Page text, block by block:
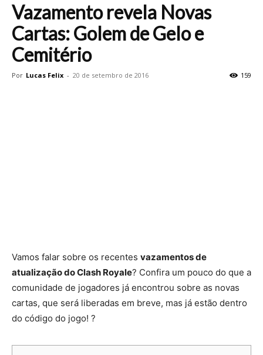
Vazamento revela Novas
Cartas: Golem de Gelo e
Cemitério
Por Lucas Felix - 20 de setembro de 2016 159
Vamos falar sobre os recentes vazamentos de
atualização do Clash Royale? Confira um pouco do que a
comunidade de jogadores já encontrou sobre as novas
cartas, que será liberadas em breve, mas já estão dentro
do código do jogo! ?